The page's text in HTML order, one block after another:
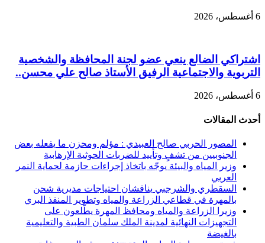
6 أغسطس، 2026
اشتراكي الضالع ينعي عضو لجنة المحافظة والشخصية
التربوية والاجتماعية الرفيق الأستاذ صالح علي محسن..
6 أغسطس، 2026
أحدث المقالات
المصور الحربي صالح العبيدي : مؤلم ومحزن ما يفعله بعض
الجنوبيين من تشفٍ وتأييد للضربات الحوثية الإرهابية
وزير المياه والبيئة يوجّه باتخاذ إجراءات حازمة لحماية النمر
العربي
السقطري والشرجبي يناقشان احتياجات مديرية شحن
بالمهرة في قطاعي الزراعة والمياه وتطوير المنفذ البري
وزيرا الزراعة والمياه ومحافظ المهرة يطّلعون على
التجهيزات النهائية لمدينة الملك سلمان الطبية والتعليمية
بالغيضة